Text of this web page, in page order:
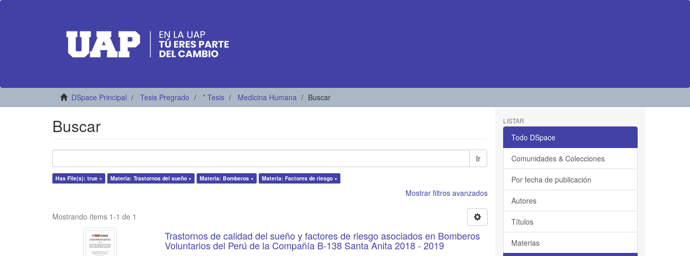
DSpace Principal Tesis Pregrado * Tesis Medicina Humana Buscar
Buscar
Ir
Has File(s): true × Materia: Trastornos del sueño × Materia: Bomberos × Materia: Factores de riesgo ×
Mostrar filtros avanzados
Mostrando ítems 1-1 de 1
Trastornos de calidad del sueño y factores de riesgo asociados en Bomberos
Voluntarios del Perú de la Compañía B-138 Santa Anita 2018 - 2019
LISTAR
Todo DSpace
Comunidades & Colecciones
Por fecha de publicación
Autores
Títulos
Materias